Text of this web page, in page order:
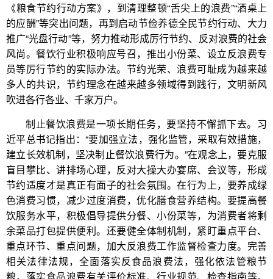
《粮食节约行动方案》，到清理整顿“舌尖上的浪费”“酒桌上
的应酬”等突出问题，再到启动节俭养德全民节约行动、大力
推广“光盘行动”等，努力推动形成厉行节约、反对浪费的社会
风尚。餐饮行业积极响应号召，推出小份菜、设立反浪费专
员等厉行节约的实际办法。节约光荣、浪费可耻成为越来越
多人的共识，节约理念在越来越多领域得到践行，文明新风
吹进各行各业、千家万户。
制止餐饮浪费是一项长期任务，要坚持不懈抓下去。习
近平总书记指出：“要加强立法，强化监管，采取有效措施，
建立长效机制，坚决制止餐饮浪费行为。”在观念上，要克服
盲目攀比、讲排场心理，反对大操大办宴席、会议等，形成
节约适度才是真正有面子的社会氛围。在行为上，要养成绿
色消费习惯，减少过度消费，优化膳食营养结构。要提高餐
饮服务水平，积极倡导提供分餐、小份菜等，为消费者将剩
余菜品打包提供便利。还要健全体制机制，紧盯重点平台、
重点环节、重点问题，加大反浪费工作监督检查力度。完善
相关法律法规，全面落实反食品浪费法，强化依法管粮节